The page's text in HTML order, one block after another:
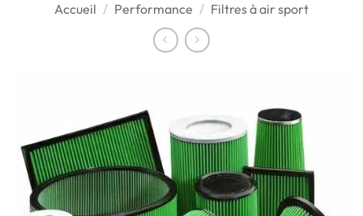
Accueil / Performance / Filtres à air sport